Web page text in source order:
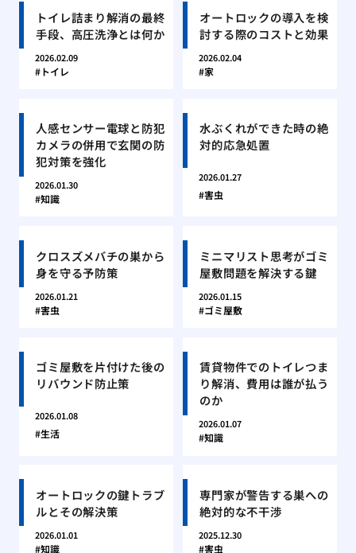
トイレ詰まり解消の最終
手段、高圧洗浄とは何か
2026.02.09
トイレ
オートロックの導入を検
討する際のコストと効果
2026.02.04
家
人感センサー電球と防犯
カメラの併用で玄関の防
犯対策を強化
2026.01.30
知識
水ぶくれができた時の絶
対的応急処置
2026.01.27
害虫
クロスズメバチの巣から
身を守る予防策
2026.01.21
害虫
ミニマリスト思考がゴミ
屋敷問題を解決する鍵
2026.01.15
ゴミ屋敷
ゴミ屋敷を片付けた後の
リバウンド防止策
2026.01.08
生活
賃貸物件でのトイレつま
り解消、費用は誰が払う
のか
2026.01.07
知識
オートロックの鍵トラブ
ルとその解決策
2026.01.01
知識
専門家が警告する巣への
絶対的な不干渉
2025.12.30
害虫